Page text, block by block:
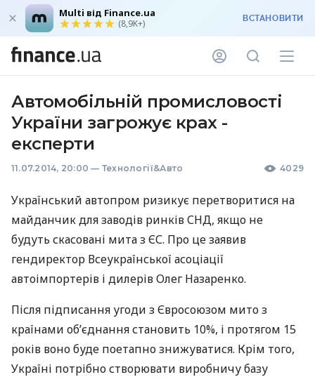
Multi від Finance.ua
(8,9K+) ВСТАНОВИТИ
Автомобільній промисловості
України загрожує крах -
експерти
11.07.2014, 20:00 — Технології&Авто 4029
Український автопром ризикує перетворитися на
майданчик для заводів ринківСНД, якщо не
будуть скасовані мита з ЄС. Про це заявив
гендиректор Всеукраїнської асоціації
автоімпортерів і дилерів Олег Назаренко.
Після підписання угоди з Євросоюзом мито з
країнами об’єднання становить 10%, і протягом 15
років воно буде поетапно знижуватися. Крім того,
Україні потрібно створювати виробничу базу